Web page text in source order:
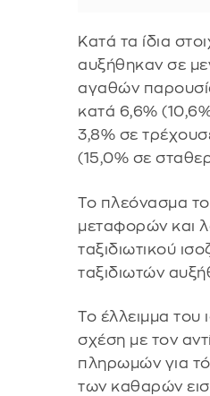
Κατά τα ίδια
αυξήθηκαν σε
αγαθών
κατά 6,6%
3,8% σε
(15,0% σε
Το πλεόνασμα
μεταφορών και
ταξιδιωτικού
ταξιδιωτών
Το έλλειμμα του
σχέση με τον
πληρωμών για
των καθαρών